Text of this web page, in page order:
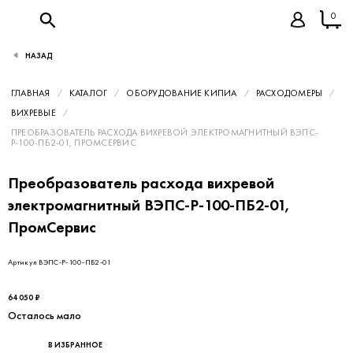
0
ГЛАВНАЯ КАТАЛОГ ОБОРУДОВАНИЕ КИПИА
РАСХОДОМЕРЫ
ВИХРЕВЫЕ
ПРЕОБРАЗОВАТЕЛЬ РАСХОДА ВИХРЕВОЙ ЭЛЕКТРОМАГНИТНЫЙ ВЭПС-
Р-100-ПБ2-01, ПРОМСЕРВИС
Преобразователь расхода вихревой
электромагнитный ВЭПС-Р-100-ПБ2-01,
ПромСервис
Артикул ВЭПС-Р-100-ПБ2-01
64 050 ₽
Осталось мало
В ИЗБРАННОЕ
НАЗАД